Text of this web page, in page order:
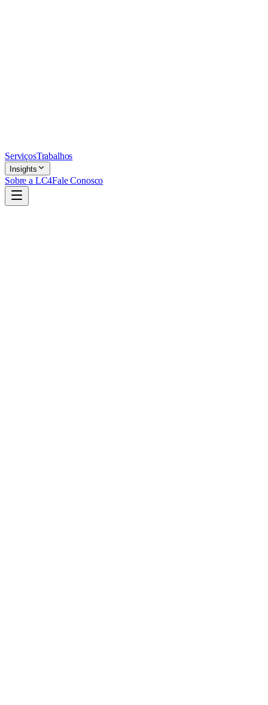
ServiçosTrabalhos
Insights
Sobre a LC4Fale Conosco